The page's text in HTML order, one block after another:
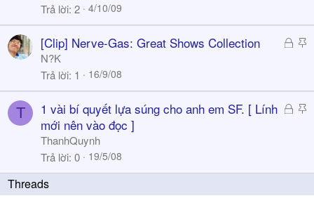
ó k
y
Trả lời 2 4/10/09
Đ
h
a
S
c
k
[Clip] Nerve-Gas: Great Shows Collection
N?K
Trả lời 1 16/9/08
T
Đ
ó
S
k
1 vài bí quyết lựa súng cho anh em SF. [ Lính
mới nên vào đọc ]
ThanhQuynh
Trả lời 0 19/5/08